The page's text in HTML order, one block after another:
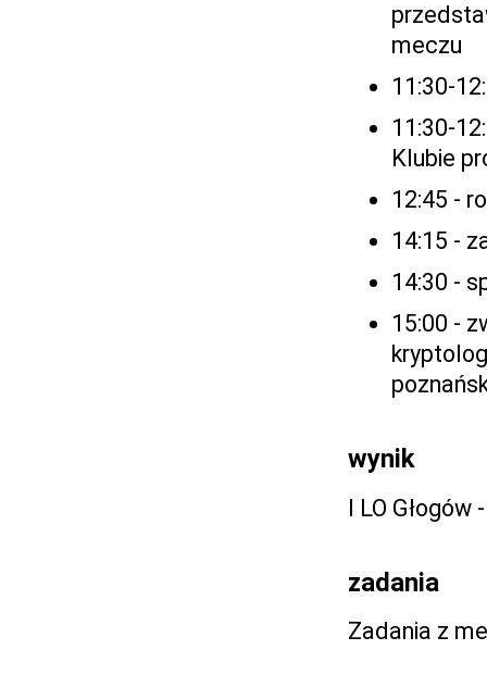
meczu
11:30-
11:30-
Klubie
12:45 -
14:15 -
14:30 -
15:00 -
wynik
I LO Głogów
zadania
Zadania z